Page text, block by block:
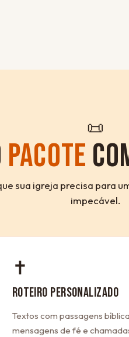
📜
PACOTE
sua igreja precisa para
impecável.
✝
ROTEIRO PERSONALIZADO
Textos com passagens
mensagens de fé e